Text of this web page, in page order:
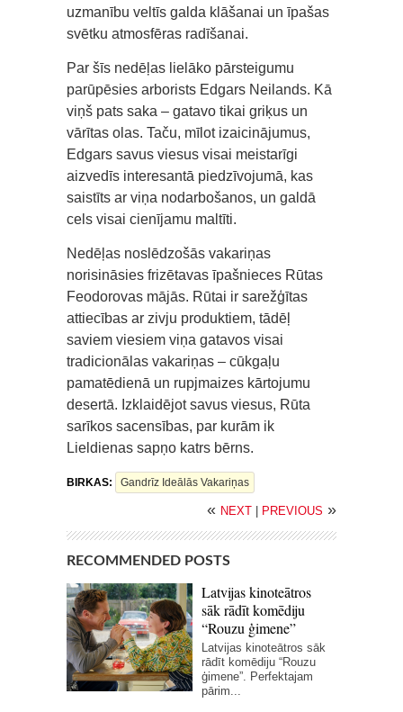
uzmanību veltīs galda klāšanai un īpašas
svētku atmosfēras radīšanai.
Par šīs nedēļas lielāko pārsteigumu
parūpēsies arborists Edgars Neilands. Kā
viņš pats saka – gatavo tikai griķus un
vārītas olas. Taču, mīlot izaicinājumus,
Edgars savus viesus visai meistarīgi
aizvedīs interesantā piedzīvojumā, kas
saistīts ar viņa nodarbošanos, un galdā
cels visai cienījamu maltīti.
Nedēļas noslēdzošās vakariņas
norisināsies frizētavas īpašnieces Rūtas
Feodorovas mājās. Rūtai ir sarežģītas
attiecības ar zivju produktiem, tādēļ
saviem viesiem viņa gatavos visai
tradicionālas vakariņas – cūkgaļu
pamatēdienā un rupjmaizes kārtojumu
desertā. Izklaidējot savus viesus, Rūta
sarīkos sacensības, par kurām ik
Lieldienas sapņo katrs bērns.
BIRKAS: Gandrīz Ideālās Vakariņas
« NEXT PREVIOUS »
RECOMMENDED POSTS
Latvijas kinoteātros
sāk rādīt komēdiju
“Rouzu ģimene”
Latvijas kinoteātros sāk
rādīt komēdiju “Rouzu
ģimene”. Perfektajam
pārim...